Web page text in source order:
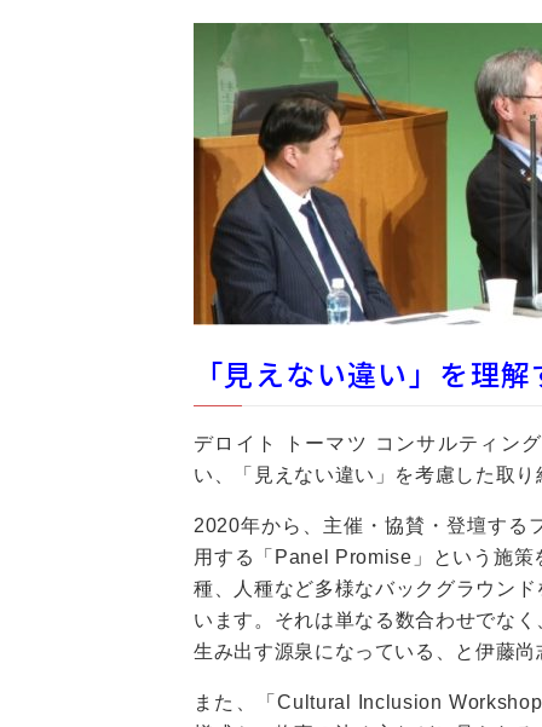
「見えない違い」を理
デロイト トーマツ コンサルティン
い、「見えない違い」を考慮した取
2020年から、主催・協賛・登壇する
用する「Panel Promise」という施
種、人種など多様なバックグラウン
います。それは単なる数合わせでな
生み出す源泉になっている、と伊藤
また、「Cultural Inclusion